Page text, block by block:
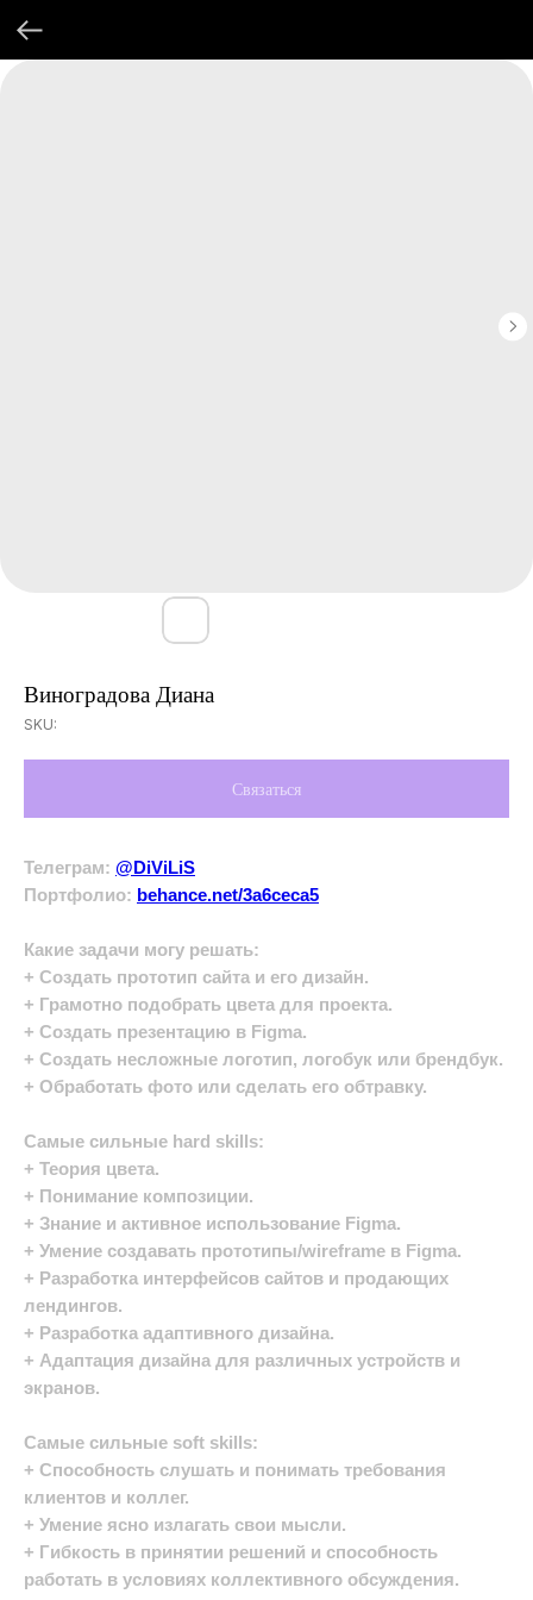
Виноградова Диана
SKU:
Связаться
Телеграм: @DiViLiS
Портфолио: behance.net/3a6ceca5
Какие задачи могу решать:
+ Создать прототип сайта и его дизайн.
+ Грамотно подобрать цвета для проекта.
+ Создать презентацию в Figma.
+ Создать несложные логотип, логобук или брендбук.
+ Обработать фото или сделать его обтравку.
Самые сильные hard skills:
+ Теория цвета.
+ Понимание композиции.
+ Знание и активное использование Figma.
+ Умение создавать прототипы/wireframe в Figma.
+ Разработка интерфейсов сайтов и продающих
лендингов.
+ Разработка адаптивного дизайна.
+ Адаптация дизайна для различных устройств и
экранов.
Самые сильные soft skills:
+ Способность слушать и понимать требования
клиентов и коллег.
+ Умение ясно излагать свои мысли.
+ Гибкость в принятии решений и способность
работать в условиях коллективного обсуждения.